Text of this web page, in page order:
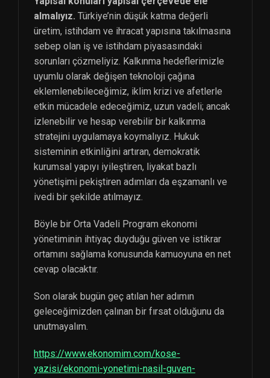
almalıyız. Türkiye’nin düşük katma değerli
üretim, istihdam ve ihracat yapısına takılmasına
sebep olan iş ve istihdam piyasasındaki
sorunları çözmeliyiz. Kalkınma hedeflerimizle
uyumlu olarak değişen teknoloji çağına
eklemlenebileceğimiz, iklim krizi ve afetlerle
etkin mücadele edeceğimiz, uzun vadeli; ancak
izlenebilir ve hesap verebilir bir kalkınma
stratejini uygulamaya koymalıyız. Hukuk
sisteminin etkinliğini artıran, demokratik
kurumsal yapıyı iyileştiren, liyakat bazlı
yönetişimi pekiştiren adımları da eşzamanlı ve
ivedi bir şekilde atılmayız.
Böyle bir Orta Vadeli Program ekonomi
yönetiminin ihtiyaç duyduğu güven ve istikrar
ortamını sağlama konusunda kamuoyuna en net
cevap olacaktır.
Son olarak bugün geç atılan her adımın
geleceğimizden çalınan bir fırsat olduğunu da
unutmayalım.
https://www.ekonomim.com/kose-
yazisi/ekonomi-yonetimi-nasil-guven-